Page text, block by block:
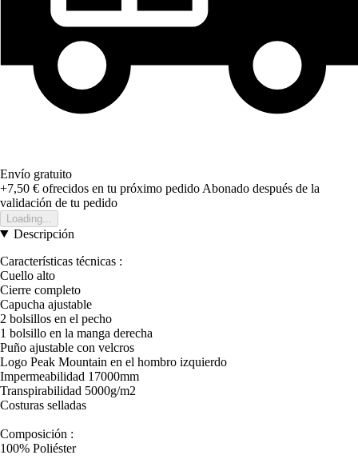
Envío gratuito
+7,50 € ofrecidos en tu próximo pedido Abonado después de la
validación de tu pedido
Loading...
Descripción
Características técnicas :
Cuello alto
Cierre completo
Capucha ajustable
2 bolsillos en el pecho
1 bolsillo en la manga derecha
Puño ajustable con velcros
Logo Peak Mountain en el hombro izquierdo
Impermeabilidad 17000mm
Transpirabilidad 5000g/m2
Costuras selladas
Composición :
100% Poliéster